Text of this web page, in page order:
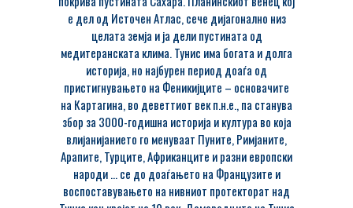
е дел од Источен Атлас, сече дијагонално низ
целата земја и ја дели пустината од
медитеранската клима. Тунис има богата и долга
историја, но најбурен период доаѓа од
пристигнувањето на Феникијците – основачите
на Картагина, во деветтиот век п.н.е., па станува
збор за 3000-годишна историја и култура во која
влијанијанието го менуваат Пуните, Римјаните,
Арапите, Турците, Африканците и разни европски
народи … се до доаѓањето на Французите и
воспоставувањето на нивниот протекторат над